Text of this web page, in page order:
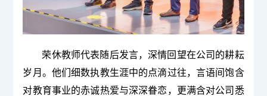
荣休教师代表随后发言，深情回望在公司的耕耘
岁月。他们细数执教生涯中的点滴过往，言语间饱含
对教育事业的赤诚热爱与深深眷恋，更满含对公司悉